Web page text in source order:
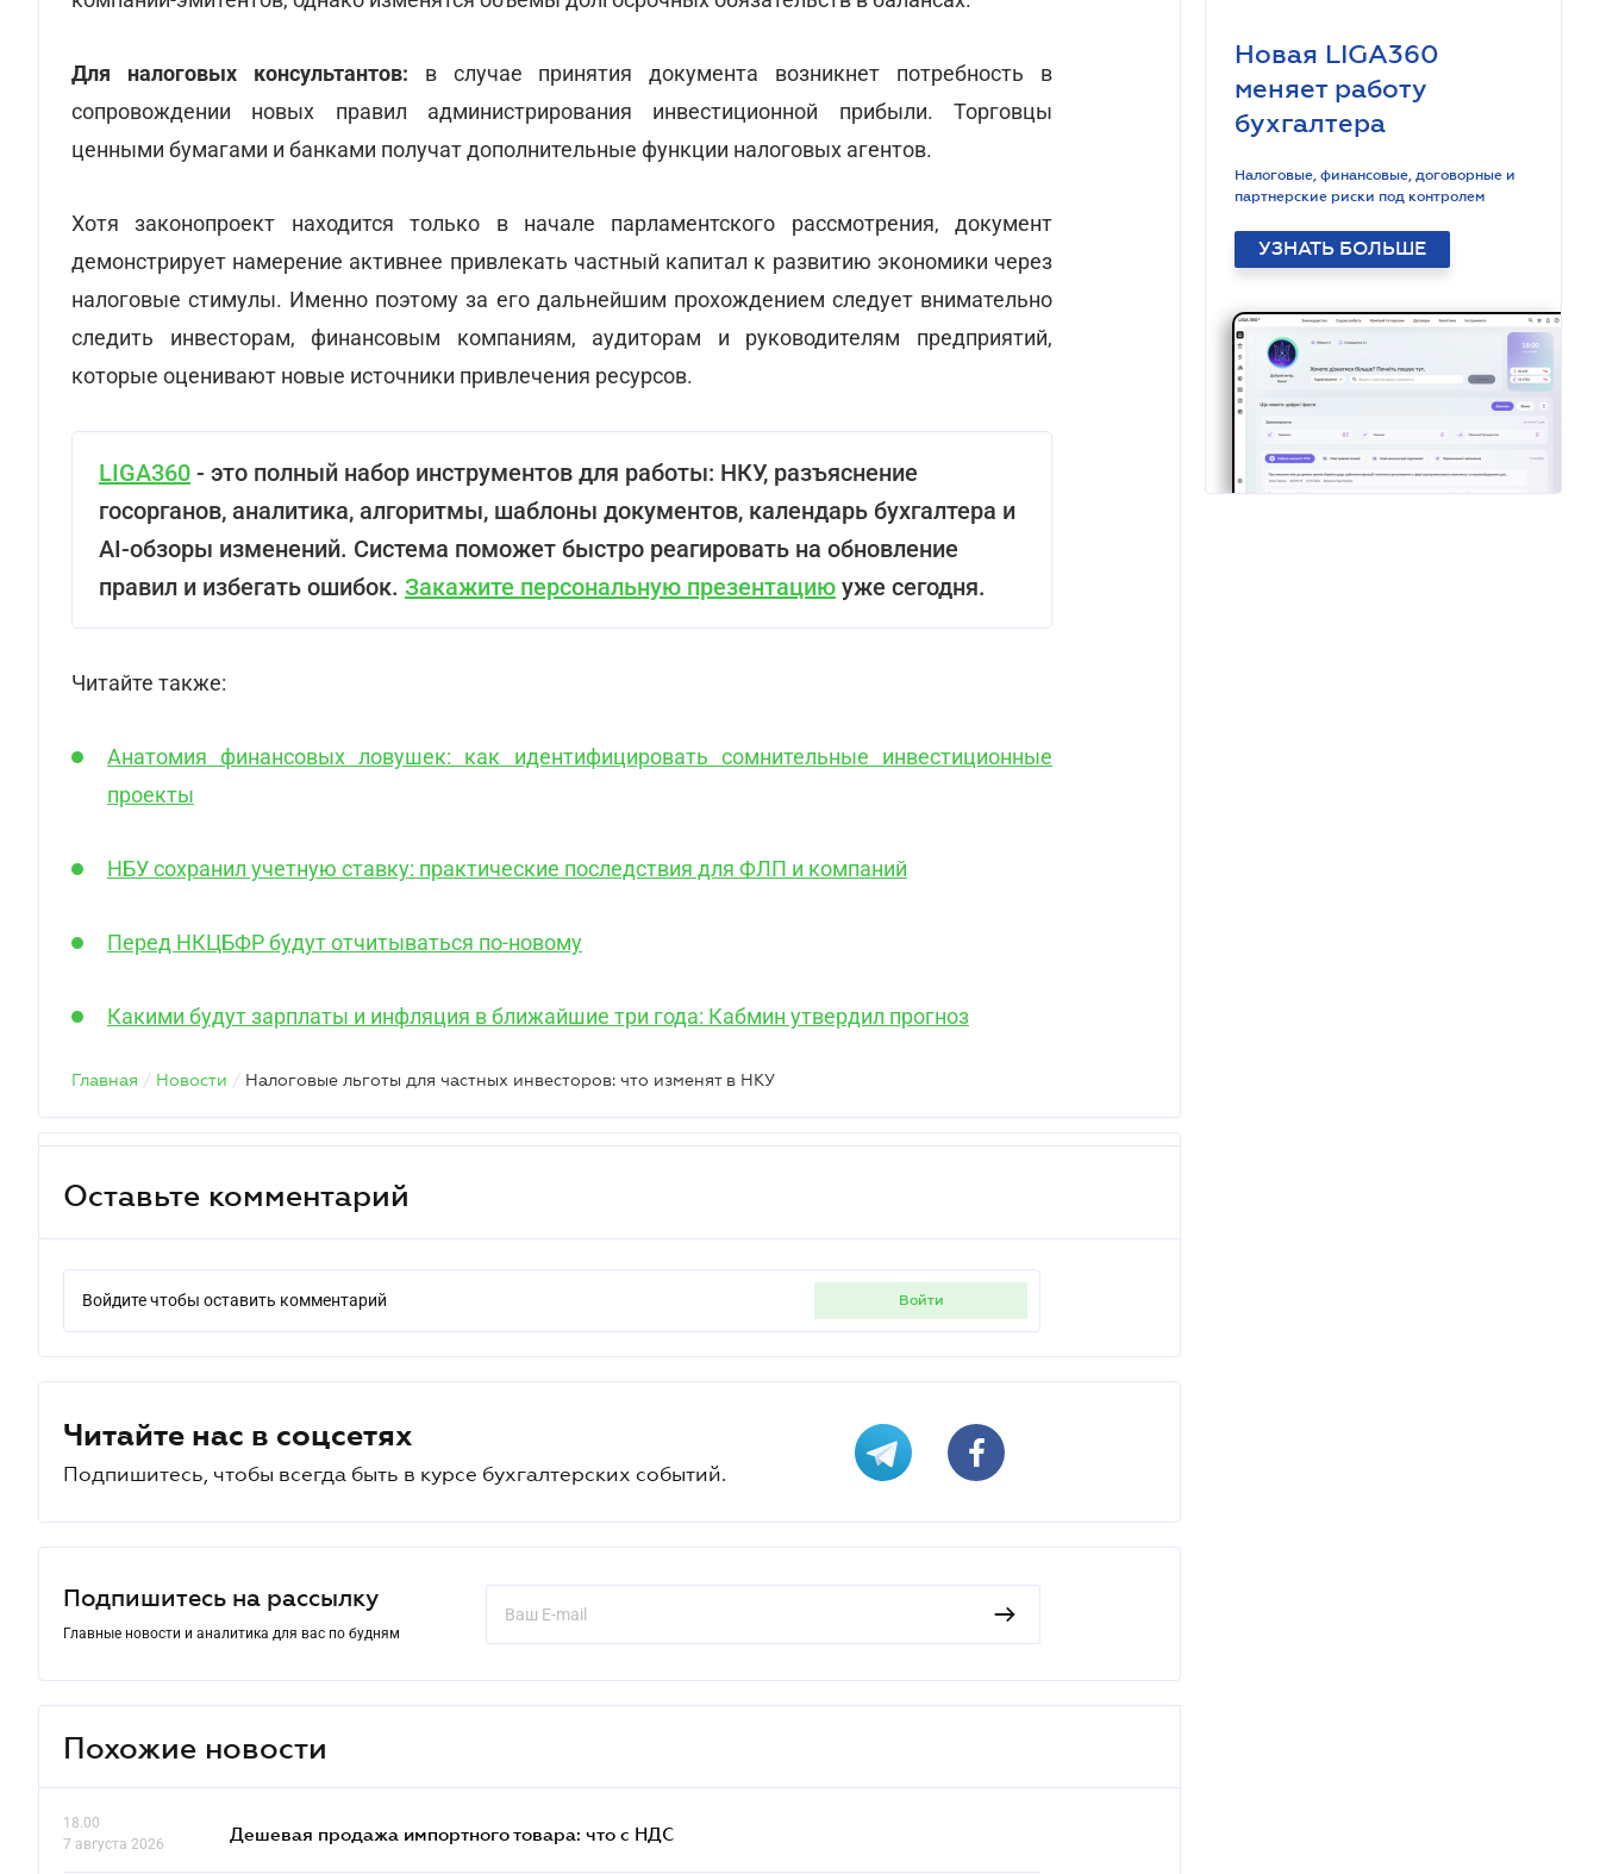
Для налоговых консультантов: в случае принятия документа возникнет потребность в
сопровождении новых правил администрирования инвестиционной прибыли. Торговцы
ценными бумагами и банками получат дополнительные функции налоговых агентов.
Хотя законопроект находится только в начале парламентского рассмотрения, документ
демонстрирует намерение активнее привлекать частный капитал к развитию экономики через
налоговые стимулы. Именно поэтому за его дальнейшим прохождением следует внимательно
следить инвесторам, финансовым компаниям, аудиторам и руководителям предприятий,
которые оценивают новые источники привлечения ресурсов.
LIGA360 - это полный набор инструментов для работы: НКУ, разъяснение
госорганов, аналитика, алгоритмы, шаблоны документов, календарь бухгалтера и
AI-обзоры изменений. Система поможет быстро реагировать на обновление
правил и избегать ошибок. Закажите персональную презентацию уже сегодня.
Читайте также:
Анатомия финансовых ловушек: как идентифицировать сомнительные инвестиционные
проекты
НБУ сохранил учетную ставку: практические последствия для ФЛП и компаний
Перед НКЦБФР будут отчитываться по-новому
Какими будут зарплаты и инфляция в ближайшие три года: Кабмин утвердил прогноз
Главная / Новости / Налоговые льготы для частных инвесторов: что изменят в НКУ
Оставьте комментарий
Войдите чтобы оставить комментарий войти
Читайте нас в соцсетях
Подпишитесь, чтобы всегда быть в курсе бухгалтерских событий.
Подпишитесь на рассылку
Главные новости и аналитика для вас по будням
Похожие новости
18.00
7 августа 2026
Дешевая продажа импортного товара: что c НДС
Новая LIGA360
меняет работу
бухгалтера
Налоговые, финансовые, договорные и
партнерские риски под контролем
УЗНАТЬ БОЛЬШЕ